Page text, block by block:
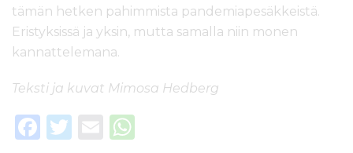
tämän hetken pahimmista pandemiapesäkkeistä.
Eristyksissä ja yksin, mutta samalla niin monen
kannattelemana.
Teksti ja kuvat Mimosa Hedberg
F
T
E